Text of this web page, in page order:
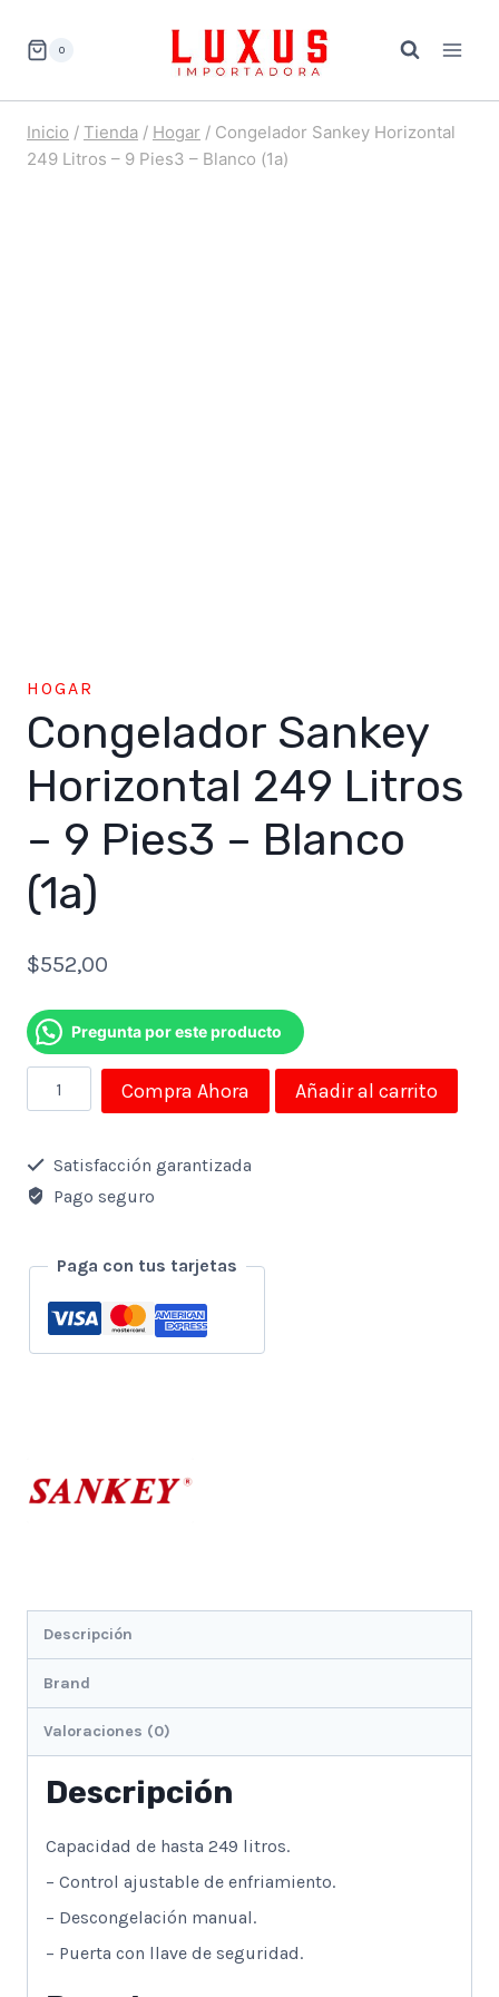
0
Inicio / Tienda / Hogar / Congelador Sankey Horizontal
249 Litros – 9 Pies3 – Blanco (1a)
HOGAR
Congelador Sankey
Horizontal 249 Litros
– 9 Pies3 – Blanco
(1a)
$552,00
Pregunta por este producto
Congelador
Sankey
Horizontal
249
-
Pies3
cantidad
Compra Ahora Añadir al carrito
Satisfacción garantizada
Pago seguro
Paga con tus tarjetas
Descripción
Brand
Valoraciones (0)
Descripción
Capacidad de hasta 249 litros.
– Control ajustable de enfriamiento.
– Descongelación manual.
– Puerta con llave de seguridad.